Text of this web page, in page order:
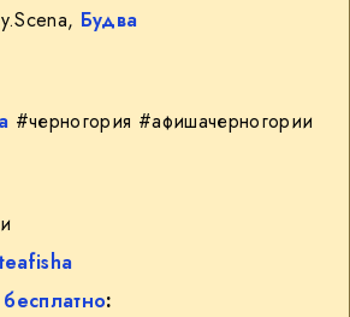
Будва
#черногория #афишачерногории
бесплатно: